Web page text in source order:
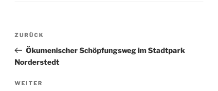
Beitragsnavigation
Vorheriger
Beitrag
ZURÜCK
Ökumenischer Schöpfungsweg im Stadtpark
Norderstedt
Nächster
WEITER